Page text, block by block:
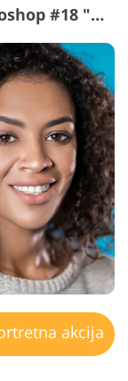
Najboljše portretne akcije Photoshop #18 "Dust&Scratches"
akcija